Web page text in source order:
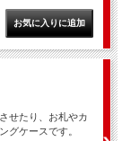
せたり、お札やカ
グケースです。